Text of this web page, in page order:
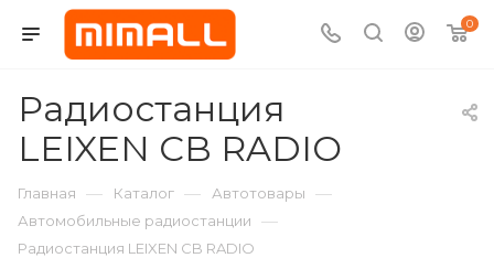
0
Радиостанция
LEIXEN CB RADIO
Главная — Каталог — Автотовары —
Автомобильные радиостанции —
Радиостанция LEIXEN CB RADIO